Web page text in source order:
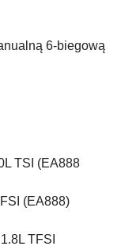
6-biegową
TSI (EA888
(EA888)
TFSI